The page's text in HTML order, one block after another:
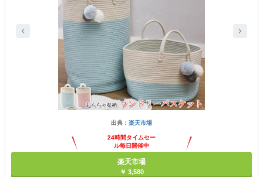
出典： 楽天市場
24時間タイムセー
ル毎日開催中
楽天市場
￥ 3,580